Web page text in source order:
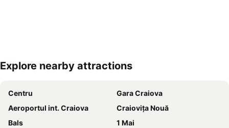
Explore nearby attractions
Centru
Gara Craiova
Aeroportul int. Craiova
Craiovița Nouă
Bals
1 Mai